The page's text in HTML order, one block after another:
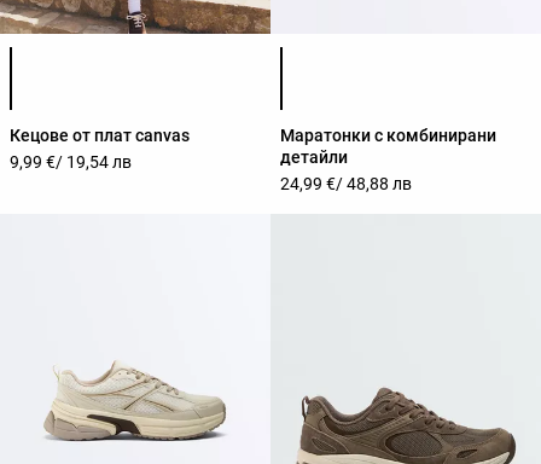
Кецове от плат canvas
9,99 €/ 19,54 лв
Маратонки с комбинирани
детайли
24,99 €/ 48,88 лв